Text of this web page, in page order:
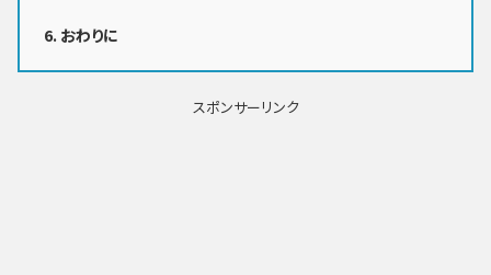
おわりに
スポンサーリンク